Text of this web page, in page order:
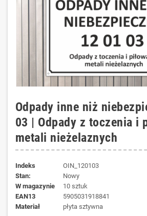
Odpady inne niż
03 | Odpady z toczenia i
metali nieżelaznych
Indeks
OIN_120103
Stan:
Nowy
W magazynie
10 sztuk
EAN13
5905031918841
materiał
płyta sztywna